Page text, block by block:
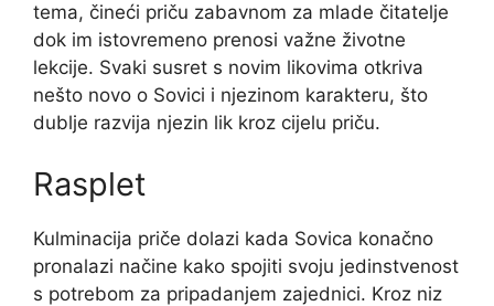
tema, čineći priču zabavnom za mlade čitatelje
dok im istovremeno prenosi važne životne
lekcije. Svaki susret s novim likovima otkriva
nešto novo o Sovici i njezinom karakteru, što
dublje razvija njezin lik kroz cijelu priču.
Rasplet
Kulminacija priče dolazi kada Sovica konačno
pronalazi načine kako spojiti svoju jedinstvenost
s potrebom za pripadanjem zajednici. Kroz niz